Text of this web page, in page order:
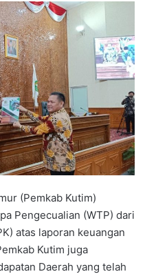
(Pemkab Kutim)
Pengecualian (WTP) dari
atas laporan keuangan
Kutim juga
Daerah yang telah